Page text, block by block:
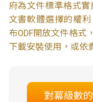
府為文件標準格式
文書軟體選擇的權
布ODF開放文件格式
下載安裝使用，或依
對冪級數